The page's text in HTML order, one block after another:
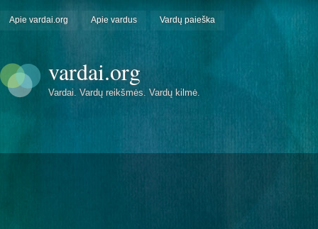
Apie vardai.org Apie vardus Vardų paieška
vardai.org
Vardai. Vardų reikšmės. Vardų kilmė.